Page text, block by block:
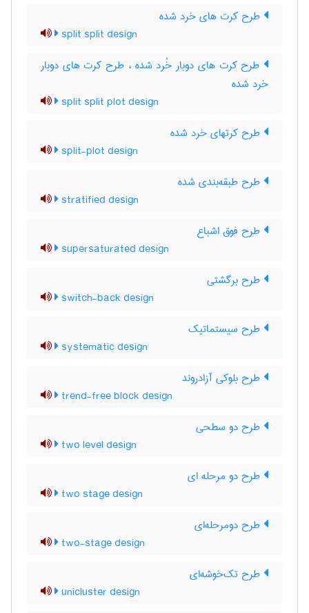
طرح کرت های خرد شده
split split design
طرح کرت های دوبار خُرد شده ، طرح کرت های دوبار
خرد شده
split split plot design
طرح کرتهای خرد شده
split-plot design
طرح طبقه‌بندی شده
stratified design
طرح فوق اشباع
supersaturated design
طرح برگشتی
switch-back design
طرح سیستماتیک
systematic design
طرح بلوکی آزادروند
trend-free block design
طرح دو سطحی
two level design
طرح دو مرحله ای
two stage design
طرح دومرحله‌ای
two-stage design
طرح تک‌خوشه‌ای
unicluster design